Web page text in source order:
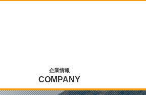
企業情報
COMPANY